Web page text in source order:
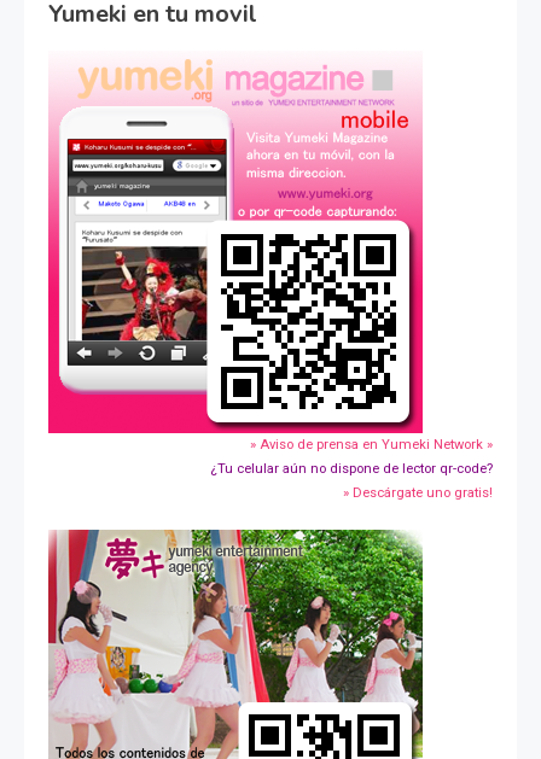
Yumeki en tu movil
» Aviso de prensa en Yumeki Network »
¿Tu celular aún no dispone de lector qr-code?
» Descárgate uno gratis!